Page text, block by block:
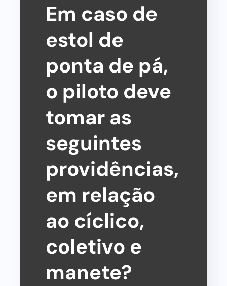
Em caso de
estol de
ponta de pá,
o piloto deve
tomar as
seguintes
providências,
em relação
ao cíclico,
coletivo e
manete?